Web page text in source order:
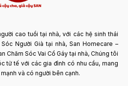
cao tuổi tại nhà, với các hệ sinh thái
Người Già tại nhà, San Homecare –
Chăm Sóc Vai Cổ Gáy tại nhà, Chúng tôi
tử tế với các gia đình có nhu cầu, mang
và có người bên cạnh.